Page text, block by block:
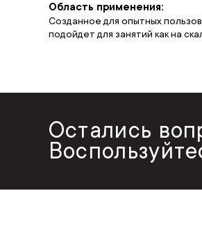
Область применения:
Созданное для опытных
подойдет для занятий как на
Остались